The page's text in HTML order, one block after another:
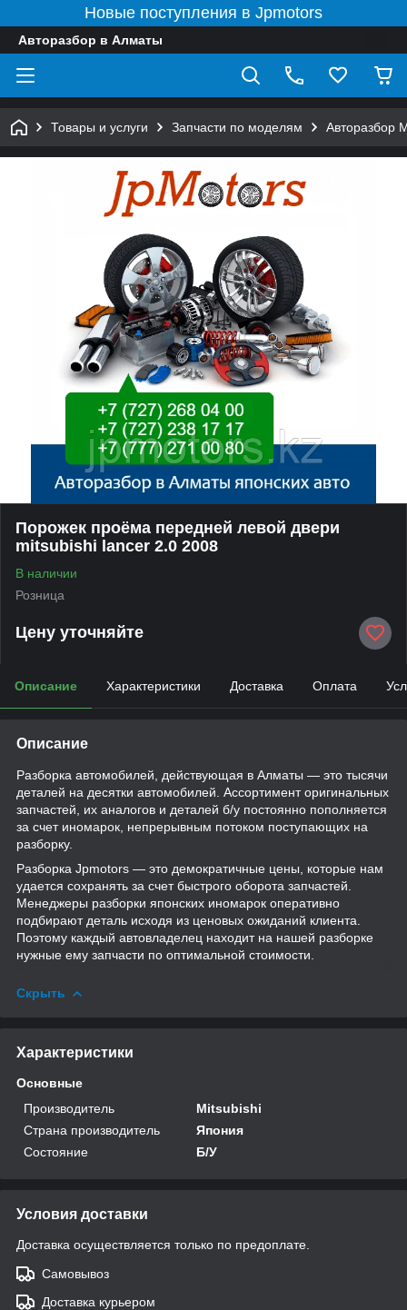
Новые поступления в Jpmotors
Авторазбор в Алматы
Товары и услуги Запчасти по моделям Авторазбор
Порожек проёма передней левой двери
mitsubishi lancer 2.0 2008
В наличии
Розница
Цену уточняйте
Описание Характеристики Доставка Оплата
Описание
Разборка автомобилей, действующая в Алматы — это тысячи
деталей на десятки автомобилей. Ассортимент оригинальных
запчастей, их аналогов и деталей б/у постоянно пополняется
за счет иномарок, непрерывным потоком поступающих на
разборку.
Разборка Jpmotors — это демократичные цены, которые нам
удается сохранять за счет быстрого оборота запчастей.
Менеджеры разборки японских иномарок оперативно
подбирают деталь исходя из ценовых ожиданий клиента.
Поэтому каждый автовладелец находит на нашей разборке
нужные ему запчасти по оптимальной стоимости.
Скрыть
Характеристики
Основные
Производитель
Mitsubishi
Страна производитель
Япония
Состояние
Б/У
Условия доставки
Доставка осуществляется только по предоплате.
Самовывоз
Доставка курьером